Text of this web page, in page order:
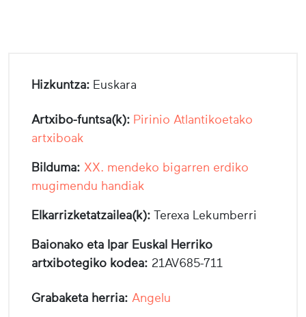
Hizkuntza: Euskara
Artxibo-funtsa(k): Pirinio Atlantikoetako
artxiboak
Bilduma: XX. mendeko bigarren erdiko
mugimendu handiak
Elkarrizketatzailea(k): Terexa Lekumberri
Baionako eta Ipar Euskal Herriko
artxibotegiko kodea: 21AV685-711
Grabaketa herria: Angelu